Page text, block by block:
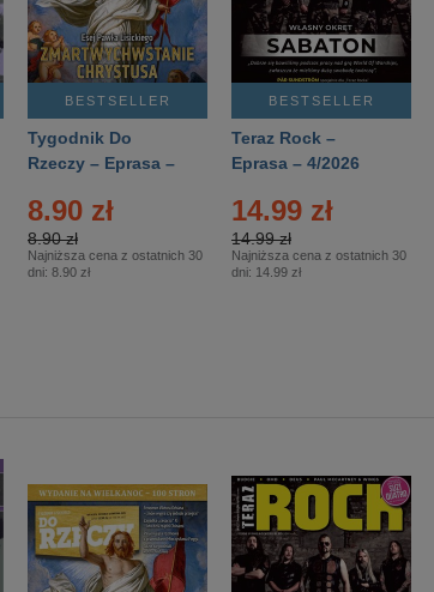
BESTSELLER
Tygodnik Do
Rzeczy – Eprasa –
8.90 zł
8.90 zł
Najniższa cena z ostatnich 30
dni: 8.90 zł
BESTSELLER
Teraz Rock –
Eprasa – 4/2026
14.99 zł
14.99 zł
Najniższa cena z ostatnich 30
dni: 14.99 zł